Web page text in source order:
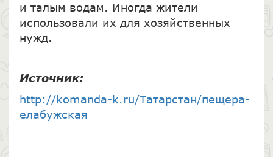
и талым водам. Иногда жители
использовали их для хозяйственных
нужд.
Источник:
http://komanda-k.ru/Татарстан/пещера-
елабужская